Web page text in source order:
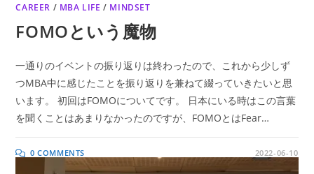
CAREER / MBA LIFE / MINDSET
FOMOという魔物
一通りのイベントの振り返りは終わったので、これから少しず
つMBA中に感じたことを振り返りを兼ねて綴っていきたいと思
います。 初回はFOMOについてです。 日本にいる時はこの言葉
を聞くことはあまりなかったのですが、FOMOとはFear…
0 COMMENTS 2022-06-10